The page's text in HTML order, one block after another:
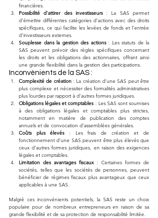
financières.
Possibilité d'attirer des investisseurs : La SAS permet
d'émettre différentes catégories d'actions avec des droits
spécifiques, ce qui facilite les levées de fonds et l'entrée
d'investisseurs externes.
Souplesse dans la gestion des actions : Les statuts de la
SAS peuvent prévoir des règles spécifiques concernant
les droits et les obligations des actionnaires, offrant ainsi
une grande flexibilité dans la gestion des participations.
Inconvénients de la SAS :
Complexité de création : La création d'une SAS peut être
plus complexe et nécessiter des formalités administratives
plus lourdes par rapport à d'autres formes juridiques.
Obligations légales et comptables : Les SAS sont soumises
à des obligations légales et comptables plus strictes,
notamment en matière de publication des comptes
annuels et de convocation d'assemblées générales.
Coûts plus élevés : Les frais de création et de
fonctionnement d'une SAS peuvent être plus élevés que
ceux d'autres formes juridiques, en raison des exigences
légales et comptables.
Limitation des avantages fiscaux : Certaines formes de
sociétés, telles que les sociétés de personnes, peuvent
bénéficier de régimes fiscaux plus avantageux que ceux
applicables à une SAS.
Malgré ces inconvénients potentiels, la SAS reste un choix
populaire pour de nombreux entrepreneurs en raison de sa
grande flexibilité et de sa protection de responsabilité limitée.